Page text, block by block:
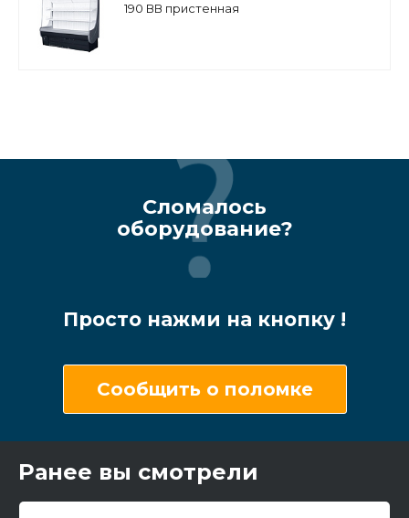
190 ВВ пристенная
Сломалось
оборудование?
Просто нажми на кнопку !
Сообщить о поломке
Ранее вы смотрели